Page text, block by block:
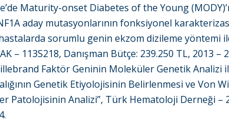
Maturity-onset Diabetes of the Young
aday mutasyonlarının fonksiyonel
sorumlu genin ekzom dizileme yöntemi
– 113S218, Danışman Bütçe: 239.250 TL, 2013 –
Faktör Geninin Moleküler Genetik Analizi
Genetik Etiyolojisinin Belirlenmesi ve Von
Patolojisinin Analizi”, Türk Hematoloji Derneği –